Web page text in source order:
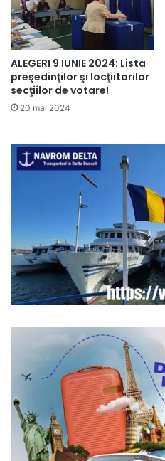
ALEGERI 9 IUNIE 2024: Lista
preşedinţilor şi locţiitorilor
secţiilor de votare!
20 mai 2024